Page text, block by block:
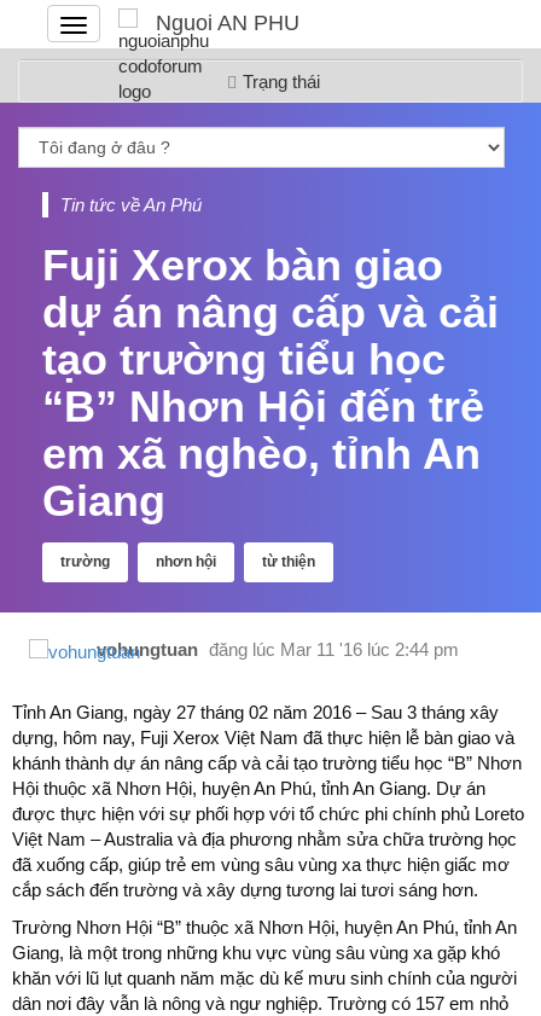
Đóng
hoặc
menu
Nguoi AN PHU
Trạng thái
Tin tức về An Phú
Fuji Xerox bàn giao
dự án nâng cấp và cải
tạo trường tiểu học
“B” Nhơn Hội đến trẻ
em xã nghèo, tỉnh An
Giang
trường nhơn hội từ thiện
vohungtuan đăng lúc Mar 11 '16 lúc 2:44 pm
Tỉnh An Giang, ngày 27 tháng 02 năm 2016 – Sau 3 tháng xây
dựng, hôm nay, Fuji Xerox Việt Nam đã thực hiện lễ bàn giao và
khánh thành dự án nâng cấp và cải tạo trường tiểu học “B” Nhơn
Hội thuộc xã Nhơn Hội, huyện An Phú, tỉnh An Giang. Dự án
được thực hiện với sự phối hợp với tổ chức phi chính phủ Loreto
Việt Nam – Australia và địa phương nhằm sửa chữa trường học
đã xuống cấp, giúp trẻ em vùng sâu vùng xa thực hiện giấc mơ
cắp sách đến trường và xây dựng tương lai tươi sáng hơn.
Trường Nhơn Hội “B” thuộc xã Nhơn Hội, huyện An Phú, tỉnh An
Giang, là một trong những khu vực vùng sâu vùng xa gặp khó
khăn với lũ lụt quanh năm mặc dù kế mưu sinh chính của người
dân nơi đây vẫn là nông và ngư nghiệp. Trường có 157 em nhỏ